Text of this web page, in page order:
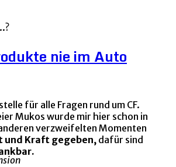
nie im Auto
für alle Fragen rund um CF.
Mukos wurde mir hier schon in
verzweifelten Momenten
und Kraft gegeben, dafür sind